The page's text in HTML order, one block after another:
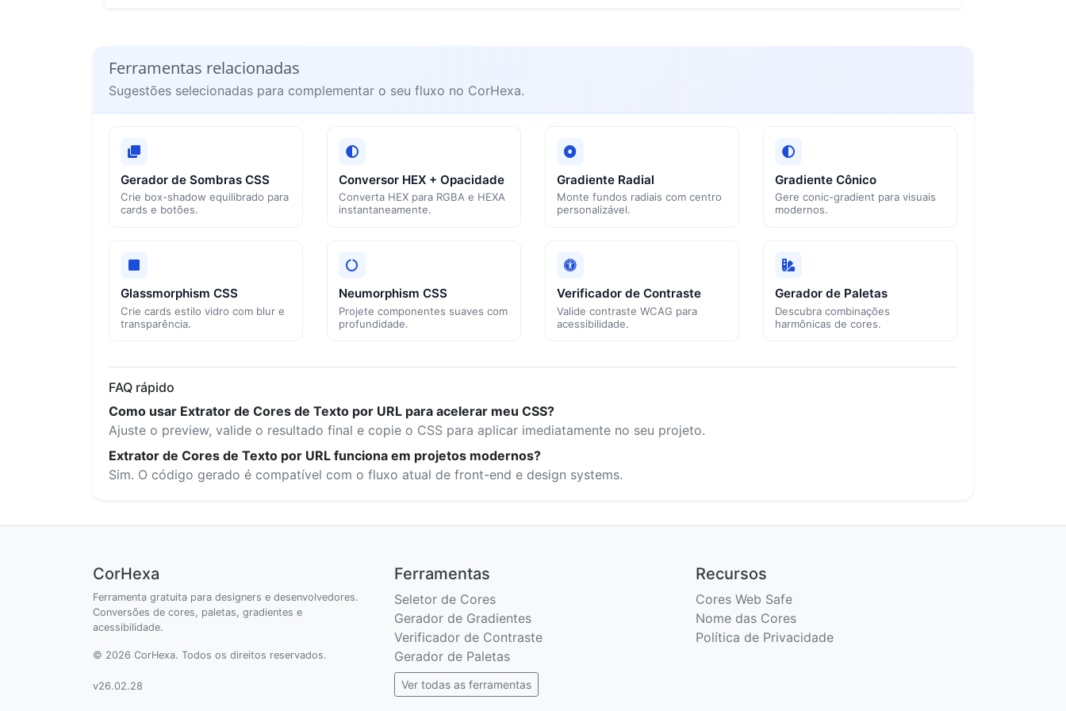
Ferramentas relacionadas
Sugestões selecionadas para complementar o seu fluxo no CorHexa.
Gerador de Sombras CSS
Crie box-shadow equilibrado para
cards e botões.
Conversor HEX + Opacidade
Converta HEX para RGBA e HEXA
instantaneamente.
Gradiente Radial
Monte fundos radiais com centro
personalizável.
Gradiente Cônico
Gere conic-gradient para visuais
modernos.
Glassmorphism CSS
Crie cards estilo vidro com blur e
transparência.
Neumorphism CSS
Projete componentes suaves com
profundidade.
Verificador de Contraste
Valide contraste WCAG para
acessibilidade.
Gerador de Paletas
Descubra combinações
harmônicas de cores.
FAQ rápido
Como usar Extrator de Cores de Texto por URL para acelerar meu CSS?
Ajuste o preview, valide o resultado final e copie o CSS para aplicar imediatamente no seu projeto.
Extrator de Cores de Texto por URL funciona em projetos modernos?
Sim. O código gerado é compatível com o fluxo atual de front-end e design systems.
CorHexa
Ferramenta gratuita para designers e desenvolvedores.
Conversões de cores, paletas, gradientes e
acessibilidade.
© 2026 CorHexa. Todos os direitos reservados.
v26.02.28
Ferramentas
Seletor de Cores
Gerador de Gradientes
Verificador de Contraste
Gerador de Paletas
Ver todas as ferramentas
Recursos
Cores Web Safe
Nome das Cores
Política de Privacidade